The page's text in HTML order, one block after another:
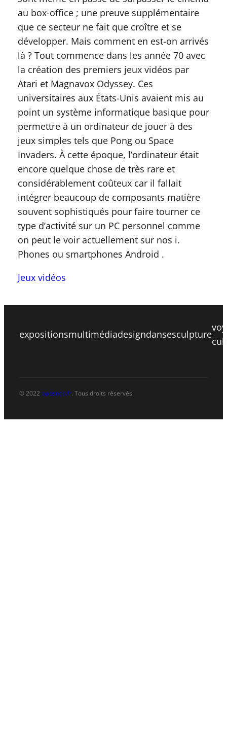
au box-office ; une preuve supplémentaire
que ce secteur ne fait que croître et se
développer. Mais comment en est-on arrivés
là ? Tout commence dans les année 70 avec
la création des premiers jeux vidéos par
Atari et Magnavox Odyssey. Ces
universitaires aux États-Unis avaient mis au
point un système informatique basique pour
permettre à un ordinateur de jouer à des
jeux simples tels que Pong ou Space
Invaders. À cette époque, l’ordinateur était
encore quelque chose de très rare et
considérablement coûteux car il fallait
intégrer beaucoup de composants matière
souvent sophistiqués pour faire tourner ce
type d’activité sur un PC personnel comme
on peut le voir actuellement sur nos i.
Phones ou smartphones Android .
Jeux vidéos
expositionsmultimédiadesigndansesculpture
© 2022 papsnco.fr. Tous droits réservés.